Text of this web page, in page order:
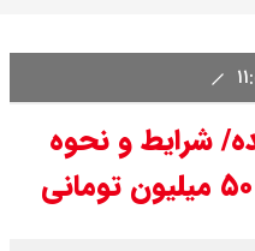
شرایط و نحوه